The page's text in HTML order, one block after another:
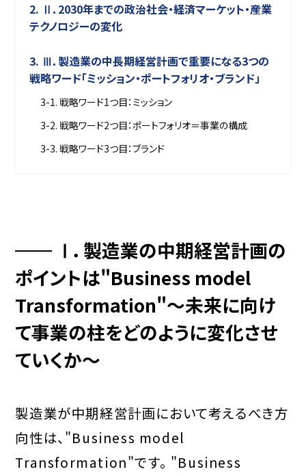
2. Ⅱ．2030年までの政治社会・経済マーケット・産業
テクノロジーの変化
3. Ⅲ．製造業の中長期経営計画で重要になる3つの
戦略ワード「ミッション・ポートフォリオ・ブランド」
3-1. 戦略ワード1つ目：ミッション
3-2. 戦略ワード2つ目：ポートフォリオ＝事業の構成
3-3. 戦略ワード3つ目：ブランド
Ⅰ．製造業の中期経営計画の
ポイントは"Business model
Transformation"～未来に向け
て事業の柱をどのように変化させ
ていくか～
製造業が中期経営計画において考えるべき方
向性は、"Business model
Transformation"です。 "Business